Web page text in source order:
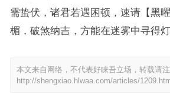
需蛰伏，诸君若遇困顿，速请【黑
楣，破煞纳吉，方能在迷雾中寻得灯
本文来自网络，不代表好睐吾立场，转载请注
http://shengxiao.hlwaa.com/articles/